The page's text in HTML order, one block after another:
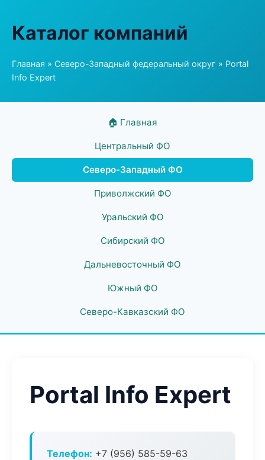
Каталог компаний
Главная » Северо-Западный федеральный округ » Portal
Info Expert
🏠 Главная
Центральный ФО
Северо-Западный ФО
Приволжский ФО
Уральский ФО
Сибирский ФО
Дальневосточный ФО
Южный ФО
Северо-Кавказский ФО
Portal Info Expert
Телефон: +7 (956) 585-59-63